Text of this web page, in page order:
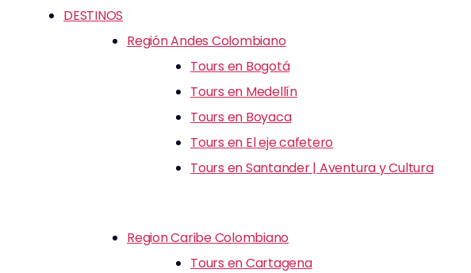
DESTINOS
Región Andes Colombiano
Tours en Bogotá
Tours en Medellín
Tours en Boyaca
Tours en El eje cafetero
Tours en Santander | Aventura y Cultura
Region Caribe Colombiano
Tours en Cartagena